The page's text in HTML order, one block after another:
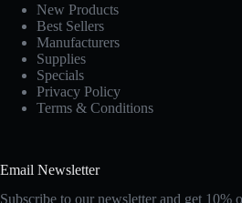
New Products
Best Sellers
Manufacturers
Supplies
Specials
Privacy Policy
Terms & Conditions
Email Newsletter
Subscribe to our newsletter and get 10%